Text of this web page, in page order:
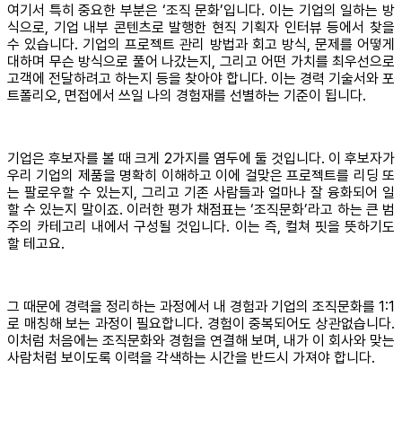
여기서 특히 중요한 부분은 ‘조직 문화’입니다. 이는 기업의 일하는 방
식으로, 기업 내부 콘텐츠로 발행한 현직 기획자 인터뷰 등에서 찾을
수 있습니다. 기업의 프로젝트 관리 방법과 회고 방식, 문제를 어떻게
대하며 무슨 방식으로 풀어 나갔는지, 그리고 어떤 가치를 최우선으로
고객에 전달하려고 하는지 등을 찾아야 합니다. 이는 경력 기술서와 포
트폴리오, 면접에서 쓰일 나의 경험재를 선별하는 기준이 됩니다.
기업은 후보자를 볼 때 크게 2가지를 염두에 둘 것입니다. 이 후보자가
우리 기업의 제품을 명확히 이해하고 이에 걸맞은 프로젝트를 리딩 또
는 팔로우할 수 있는지, 그리고 기존 사람들과 얼마나 잘 융화되어 일
할 수 있는지 말이죠. 이러한 평가 채점표는 ‘조직문화’라고 하는 큰 범
주의 카테고리 내에서 구성될 것입니다. 이는 즉, 컬쳐 핏을 뜻하기도
할 테고요.
그 때문에 경력을 정리하는 과정에서 내 경험과 기업의 조직문화를 1:1
로 매칭해 보는 과정이 필요합니다. 경험이 중복되어도 상관없습니다.
이처럼 처음에는 조직문화와 경험을 연결해 보며, 내가 이 회사와 맞는
사람처럼 보이도록 이력을 각색하는 시간을 반드시 가져야 합니다.